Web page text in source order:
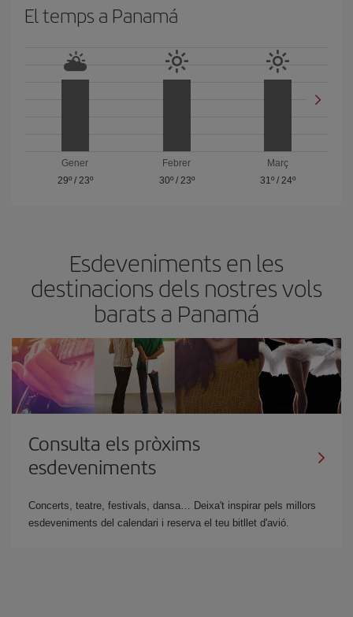
El temps a Panam
Gener
29º/ 23º
Febrer
30º/ 23º
Març
31º /24º
Esdeveniments en les
destinacions dels nostres vols
barats a Panam
Consulta els pròxims
esdeveniments
Concerts, teatre, festivals, dansa… Deixa't inspirar pels millors
esdeveniments del calendari i reserva el teu bitllet d'avió.